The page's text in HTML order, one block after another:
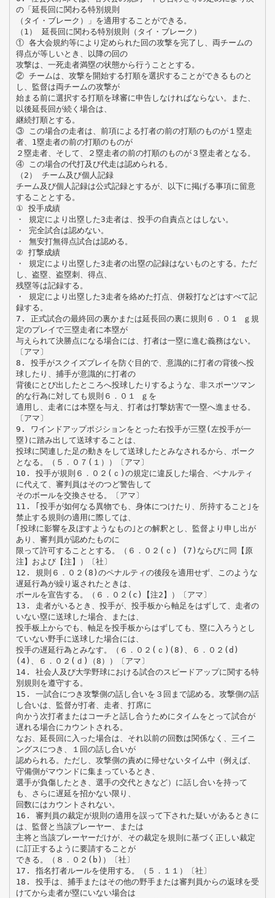
の「延長回に関わる特別規則
（タイ・ブレーク）」を適用することができる。
（1） 延長回に関わる特別規則（タイ・ブレーク）
① 各大会規約等により定められた回の攻撃を完了し、両チームの
得点が等しいとき、以降の回の
攻撃は、一死走者満塁の状態から行うこととする。
② チームは、攻撃を開始する打順を選択することができるものと
し、監督は両チームの攻撃が
始まる前に選択する打順を球審に申告しなければならない。また、
以後延長回が続く場合は、
継続打順とする。
③ この場合の走者は、前項による打者の前の打順のものが１塁走
者、1塁走者の前の打順のものが
２塁走者、そして、２塁走者の前の打順のものが３塁走者となる。
④ この場合の代打及び代走は認められる。
（2） チーム及び個人記録
チーム及び個人記録は公式記録とするが、以下に掲げる事項に留意
することとする。
① 投手成績
・ 規定により出塁した3走者は、投手の自責点とはしない。
・ 完全試合は認めない。
・ 無安打無得点試合は認める。
② 打撃成績
・ 規定により出塁した3走者の出塁の記録はないものとする。ただ
し、盗塁、盗塁刺、得点、
残塁等は記録する。
・ 規定により出塁した3走者を絡めた打点、併殺打などはすべて記
録する。
7. 正式試合の最終回の裏かまたは延長回の裏に規則６．０１ ｇ規
定のプレイで三塁走者に本塁が
与えられて決勝点になる場合には、打者は一塁に進む義務はない。
〔アマ〕
8. 投手がスクイズプレイを防ぐ目的で、意識的に打者の背後へ投
球したり、捕手が意識的に打者の
背後にとび出したところへ投球したりするような、非スポーツマン
的な行為に対しても規則６．０１ ｇを
適用し、走者には本塁を与え、打者は打撃妨害で一塁へ進ませる。
〔アマ〕
9. ワインドアップポジションをとった右投手が三塁(左投手が一
塁)に踏み出して送球することは、
投球に関連した足の動きをして送球したとみなされるから、ボーク
となる。（５．０７(１））〔アマ〕
10. 投手が規則６．０２(ｃ)の規定に違反した場合、ペナルティ
に代えて、審判員はそのつど警告して
そのボールを交換させる。〔アマ〕
11. ｢投手が如何なる異物でも、身体につけたり、所持すること｣を
禁止する規則の適用に際しては、
｢投球に影響を及ぼすようなもの｣との解釈とし、監督より申し出が
あり、審判員が認めたものに
限って許可することとする。（６．０２(ｃ) (7)ならびに同【原
注】および【注】）〔社〕
12. 規則６．０２(8)のペナルティの後段を適用せず、このような
遅延行為が繰り返されたときは、
ボールを宣告する。（６．０２(c)【注2】）〔アマ〕
13. 走者がいるとき、投手が、投手板から軸足をはずして、走者の
いない塁に送球した場合、または、
投手板上からでも、軸足を投手板からはずしても、塁に入ろうとし
ていない野手に送球した場合には、
投手の遅延行為とみなす。（６．０２(ｃ)(8)、６．０２(d)
(4)、６．０２(ｄ)（8））〔アマ〕
14. 社会人及び大学野球における試合のスピードアップに関する特
別規則を遵守する。
15. 一試合につき攻撃側の話し合いを３回まで認める。攻撃側の話
し合いは、監督が打者、走者、打席に
向かう次打者またはコーチと話し合うためにタイムをとって試合が
遅れる場合にカウントされる。
なお、延長回に入った場合は、それ以前の回数は関係なく、三イニ
ングスにつき、１回の話し合いが
認められる。ただし、攻撃側の責めに帰せないタイム中（例えば、
守備側がマウンドに集まっているとき、
選手が負傷したとき、選手の交代ときなど）に話し合いを持って
も、さらに遅延を招かない限り、
回数にはカウントされない。
16. 審判員の裁定が規則の適用を誤って下された疑いがあるときに
は、監督と当該プレーヤー、または
主将と当該プレーヤーだけが、その裁定を規則に基づく正しい裁定
に訂正するように要請することが
できる。（８．０２(b)）〔社〕
17. 指名打者ルールを使用する。（５．１１）〔社〕
18. 投手は、捕手またはその他の野手または審判員からの返球を受
けてから走者が塁にいない場合は